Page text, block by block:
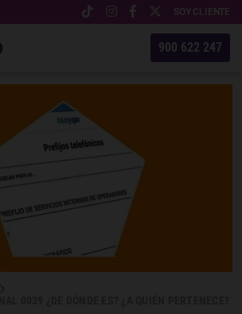
SOY CLIENTE
900 622 247